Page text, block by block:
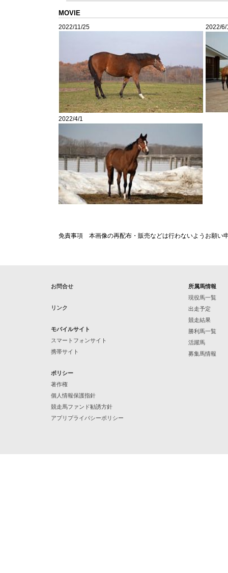
MOVIE
2022/11/25 2022/6/
2022/4/1
免責事項 本画像の再配布・販売などは行わないようお願い
お問合せ
リンク
モバイルサイト
スマートフォンサイト
携帯サイト
ポリシー
著作権
個人情報保護指針
競走馬ファンド勧誘方針
アプリプライバシーポリシー
所属馬情報
現役馬一覧
出走予定
競走結果
勝利馬一覧
活躍馬
募集馬情報